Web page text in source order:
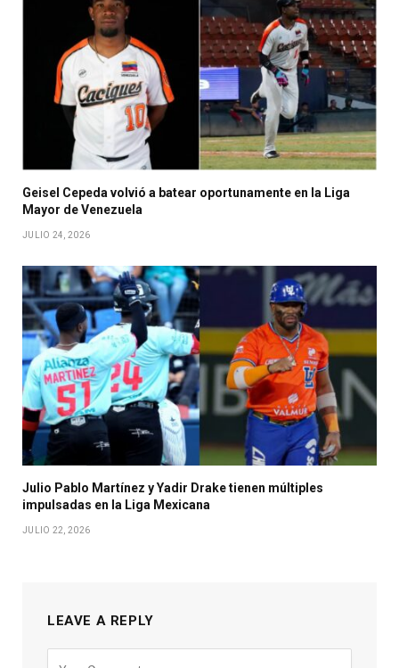
Geisel Cepeda volvió a batear oportunamente en la Liga
Mayor de Venezuela
JULIO 24, 2026
Julio Pablo Martínez y Yadir Drake tienen múltiples
impulsadas en la Liga Mexicana
JULIO 22, 2026
LEAVE A REPLY